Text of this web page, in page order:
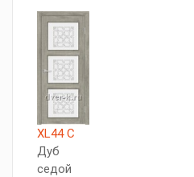
XL44 C
Дуб
седой